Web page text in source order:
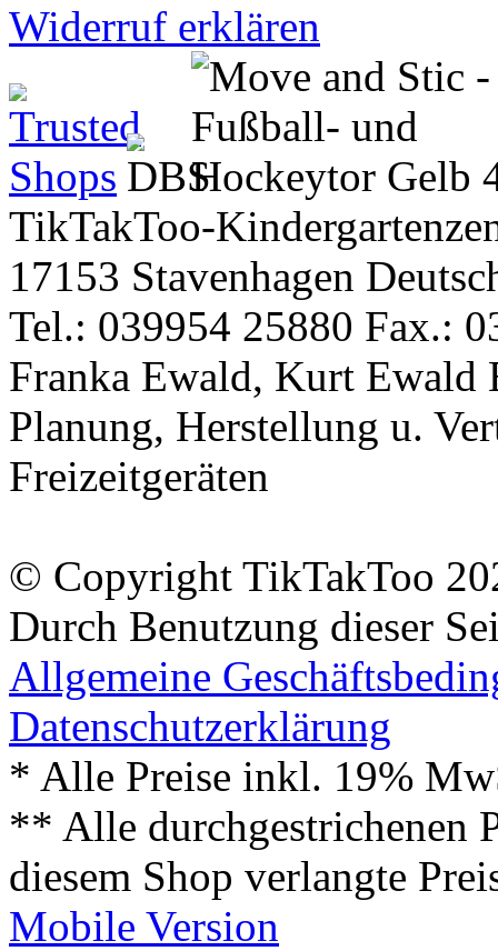
Widerruf erklären
TikTakToo-
17153 Stavenhagen
Tel.: 039954 25880 Fax.:
Franka Ewald, Kurt Ewald
Planung, Herstellung u.
Freizeitgeräten
© Copyright TikTakToo
Durch Benutzung dieser
Allgemeine
Datenschutzerklärung
* Alle Preise inkl. 19%
** Alle durchgestrichenen
diesem Shop verlangte
Mobile Version